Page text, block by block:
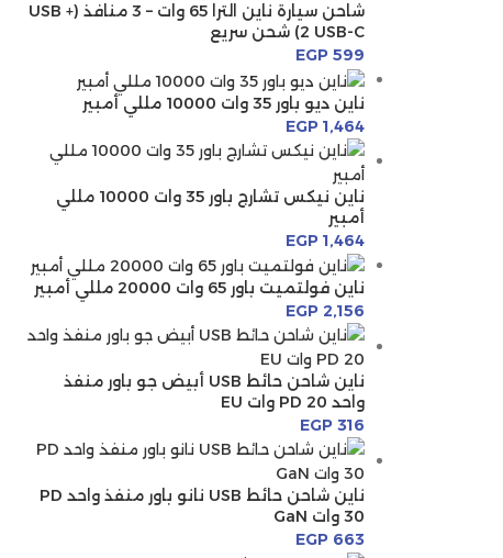
شاحن سيارة ناين الترا 65 وات – 3 منافذ (USB +
2 USB-C) شحن سريع
EGP599
ناين ديو باور 35 وات 10000 مللي أمبير
EGP1,464
ناين نيكس تشارج باور 35 وات 10000 مللي
أمبير
EGP1,464
ناين فولتميت باور 65 وات 20000 مللي أمبير
EGP2,156
ناين شاحن حائط USB أبيض جو باور منفذ
واحد PD 20 وات EU
EGP316
ناين شاحن حائط USB نانو باور منفذ واحد PD
30 وات GaN
EGP663